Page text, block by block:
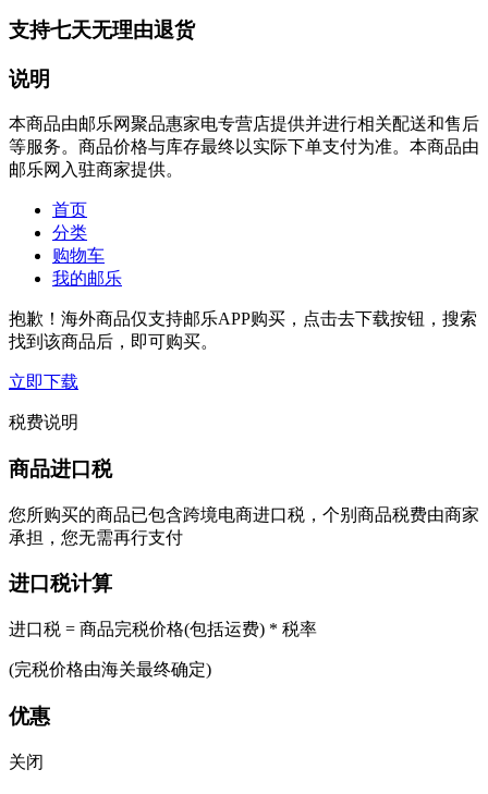
支持七天无理由退货
说明
本商品由邮乐网聚品惠家电专营店提供并进行相关配送和售后
等服务。商品价格与库存最终以实际下单支付为准。本商品由
邮乐网入驻商家提供。
首页
分类
购物车
我的邮乐
抱歉！海外商品仅支持邮乐APP购买，点击去下载按钮，搜索
找到该商品后，即可购买。
立即下载
税费说明
商品进口税
您所购买的商品已包含跨境电商进口税，个别商品税费由商家
承担，您无需再行支付
进口税计算
进口税 = 商品完税价格(包括运费) * 税率
(完税价格由海关最终确定)
优惠
关闭